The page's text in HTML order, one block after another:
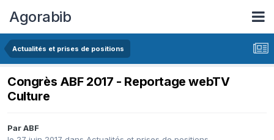
Agorabib
Actualités et prises de positions
Congrès ABF 2017 - Reportage webTV
Culture
Par ABF